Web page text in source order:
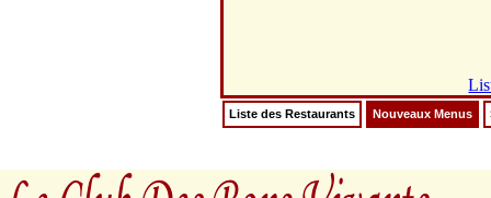
Liste des Restaurants Nouveaux Menus